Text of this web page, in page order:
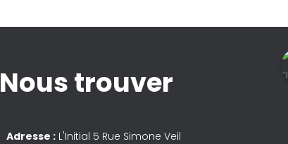
Nous trouver
Adresse : L'Initial 5 Rue Simone Veil